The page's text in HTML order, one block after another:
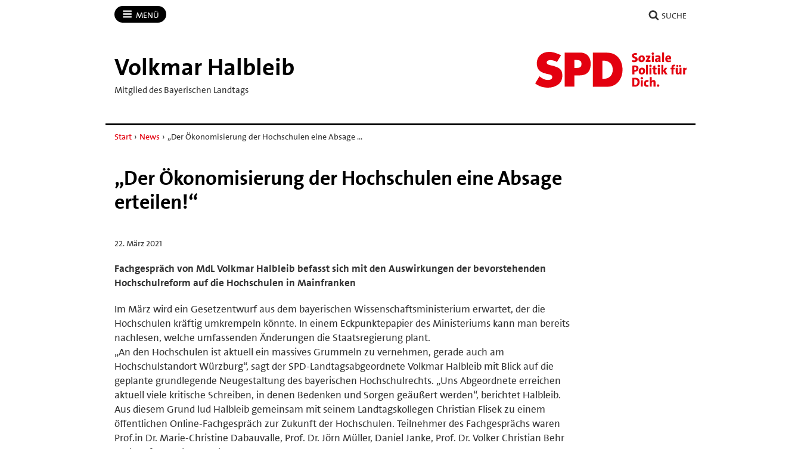
MENÜ SUCHE
Volkmar Halbleib
Mitglied des Bayerischen Landtags
Start › News › „Der Ökonomisierung der Hochschulen eine Absage …
„Der Ökonomisierung der Hochschulen eine Absage
erteilen!“
22. März 2021
Fachgespräch von MdL Volkmar Halbleib befasst sich mit den Auswirkungen der bevorstehenden
Hochschulreform auf die Hochschulen in Mainfranken
Im März wird ein Gesetzentwurf aus dem bayerischen Wissenschaftsministerium erwartet, der die
Hochschulen kräftig umkrempeln könnte. In einem Eckpunktepapier des Ministeriums kann man bereits
nachlesen, welche umfassenden Änderungen die Staatsregierung plant.
„An den Hochschulen ist aktuell ein massives Grummeln zu vernehmen, gerade auch am
Hochschulstandort Würzburg“, sagt der SPD-Landtagsabgeordnete Volkmar Halbleib mit Blick auf die
geplante grundlegende Neugestaltung des bayerischen Hochschulrechts. „Uns Abgeordnete erreichen
aktuell viele kritische Schreiben, in denen Bedenken und Sorgen geäußert werden“, berichtet Halbleib.
Aus diesem Grund lud Halbleib gemeinsam mit seinem Landtagskollegen Christian Flisek zu einem
öffentlichen Online-Fachgespräch zur Zukunft der Hochschulen. Teilnehmer des Fachgesprächs waren
Prof.in Dr. Marie-Christine Dabauvalle, Prof. Dr. Jörn Müller, Daniel Janke, Prof. Dr. Volker Christian Behr